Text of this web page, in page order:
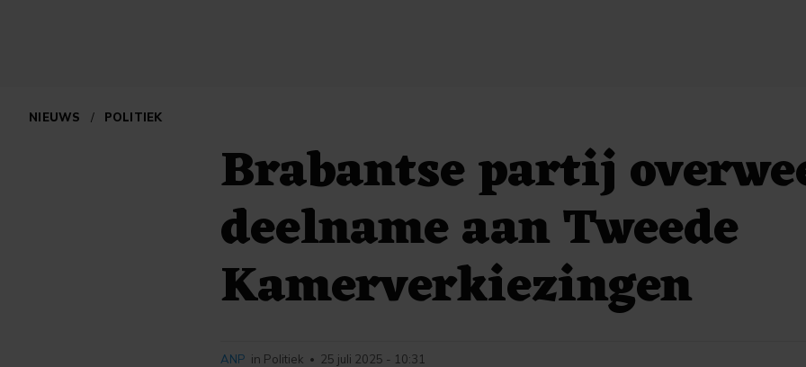
NIEUWS / POLITIEK
Brabantse partij
deelname aan Tweede
Kamerverkiezingen
ANP in Politiek • 25 juli 2025 - 10:31